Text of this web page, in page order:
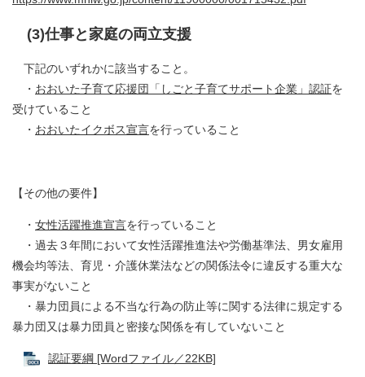
(3)仕事と家庭の両立支援
下記のいずれかに該当すること。
・ おおいた子育て応援団「しごと子育てサポート企業」認証を
受けていること
・ おおいたイクボス宣言を行っていること
【その他の要件】
・ 女性活躍推進宣言を行っていること
・過去３年間において女性活躍推進法や労働基準法、男女雇用
機会均等法、育児・介護休業法などの関係法令に違反する重大な
事実がないこと
・暴力団員による不当な行為の防止等に関する法律に規定する
暴力団又は暴力団員と密接な関係を有していないこと
認証要綱 [Wordファイル／22KB]